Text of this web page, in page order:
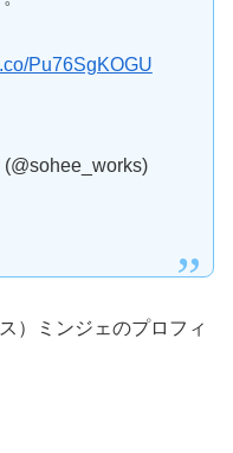
Pu76SgKOGU
）ミンジェのプロフィ